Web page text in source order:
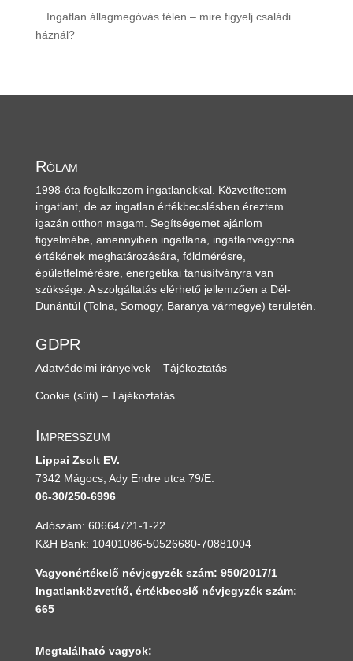
Ingatlan állagmegóvás télen – mire figyelj családi
háznál?
Rólam
1998-óta foglalkozom ingatlanokkal. Közvetítettem
ingatlant, de az ingatlan értékbecslésben éreztem
igazán otthon magam. Segítségemet ajánlom
figyelmébe, amennyiben ingatlana, ingatlanvagyona
értékének meghatározására, földmérésre,
épületfelmérésre, energetikai tanúsítványra van
szüksége. A szolgáltatás elérhető jellemzően a Dél-
Dunántúl (Tolna, Somogy, Baranya vármegye) területén.
GDPR
Adatvédelmi irányelvek – Tájékoztatás
Cookie (süti) – Tájékoztatás
Impresszum
Lippai Zsolt EV.
7342 Mágocs, Ady Endre utca 79/E.
06-30/250-6996
Adószám: 60664721-1-22
K&H Bank: 10401086-50526680-70881004
Vagyonértékelő névjegyzék szám: 950/2017/1
Ingatlanközvetítő, értékbecslő névjegyzék szám:
665
Megtalálható vagyok: